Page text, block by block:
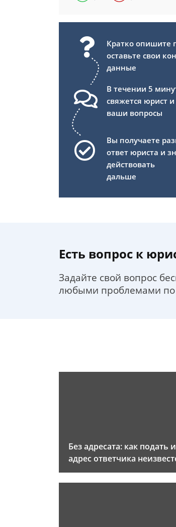
Кратко опишите
оставьте свои
данные
В течении 5
свяжется юрист
ваши вопросы
Вы получаете
ответ юриста и
действовать
дальше
Есть вопрос к
Задайте свой вопрос
любыми проблемами
Без адресата: как подать
адрес ответчика